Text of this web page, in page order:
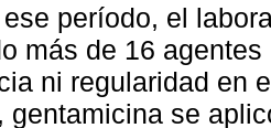
período, el
más de 16
ni regularidad en
gentamicina se